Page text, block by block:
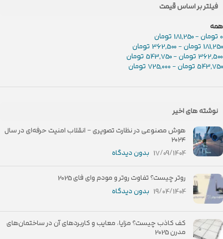
فیلتر بر اساس قیمت
همه
0 تومان-
181,250 تومان
181,250 تومان-
362,500 تومان
362,500 تومان-
543,750 تومان
543,750 تومان-
725,000 تومان
نوشته های اخیر
هوش مصنوعی در نظارت تصویری – انقلاب امنیت حرفه‌ای در سال
۲۰۲۴
17/09/1404 بدون دیدگاه
روتر چیست؟ تفاوت روتر و مودم وای فای 2025
19/04/1404 بدون دیدگاه
کف کاذب چیست؟ مزایا، معایب و کاربردهای آن در ساختمان‌های
مدرن 2025